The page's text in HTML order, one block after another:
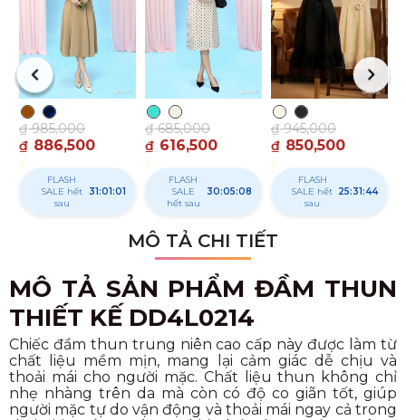
₫ 886,500
₫985,000
FLASH
SALE hết
sau
31:01:00
₫ 616,500
₫685,000
FLASH
SALE
hết sau
30:05:07
₫ 850,500
₫945,000
FLASH
SALE hết
sau
25:31:43
MÔ TẢ CHI TIẾT
MÔ TẢ SẢN PHẨM ĐẦM THUN
THIẾT KẾ DD4L0214
Chiếc đầm thun trung niên cao cấp này được làm từ
chất liệu mềm mịn, mang lại cảm giác dễ chịu và
thoải mái cho người mặc. Chất liệu thun không chỉ
nhẹ nhàng trên da mà còn có độ co giãn tốt, giúp
người mặc tự do vận động và thoải mái ngay cả trong